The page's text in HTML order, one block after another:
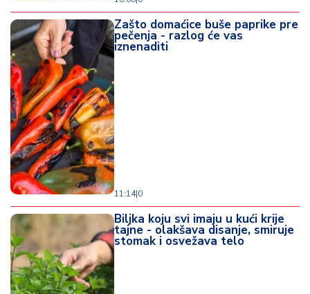
Zašto domaćice buše paprike pre
pečenja - razlog će vas
iznenaditi
11:14|0
Biljka koju svi imaju u kući krije
tajne - olakšava disanje, smiruje
stomak i osvežava telo